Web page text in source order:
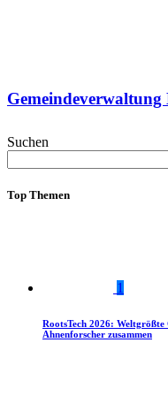
Gemeindeverwaltung
Suchen
Top Themen
1
RootsTech 2026:
Ahnenforscher zusammen